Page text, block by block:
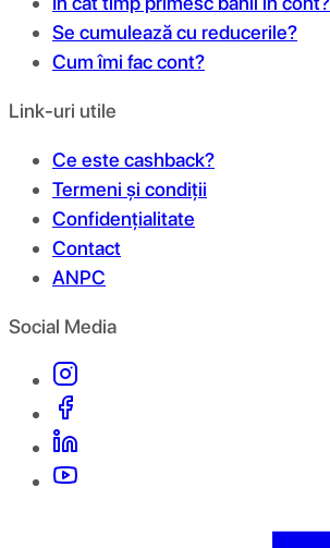
Se cumulează cu reducerile?
Cum îmi fac cont?
Link-uri utile
Ce este cashback?
Termeni și condiții
Confidențialitate
Contact
ANPC
Social Media